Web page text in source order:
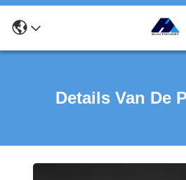
Details Van De